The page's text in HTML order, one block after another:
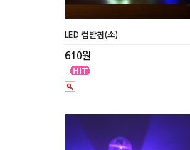
LED 컵받침(소)
610원